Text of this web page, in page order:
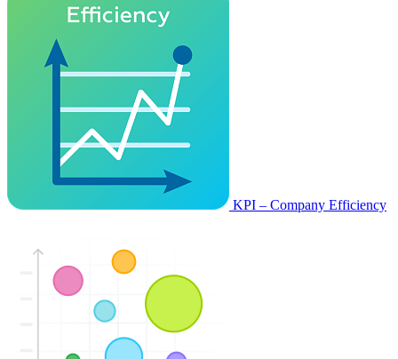
KPI – Company Efficiency